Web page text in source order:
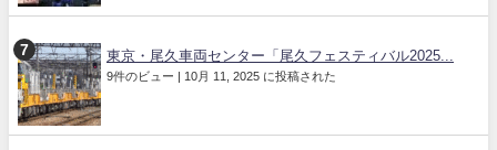
東京・尾久車両センター「尾久フェスティバル2025...
9件のビュー | 10月 11, 2025 に投稿された